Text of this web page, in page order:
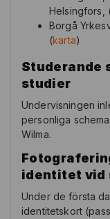
Helsingfors,
Borgå
(karta)
Studerande
studier
Undervisningen
personliga
Wilma.
identitet vid
Under de första
identitetskort